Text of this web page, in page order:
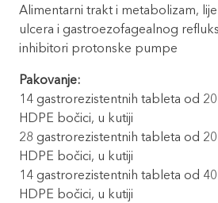
Alimentarni trakt i metabolizam,
ulcera i gastroezofagealnog
inhibitori protonske pumpe
Pakovanje:
14 gastrorezistentnih tableta od
HDPE bočici, u kutiji
28 gastrorezistentnih tableta od
HDPE bočici, u kutiji
14 gastrorezistentnih tableta od
HDPE bočici, u kutiji